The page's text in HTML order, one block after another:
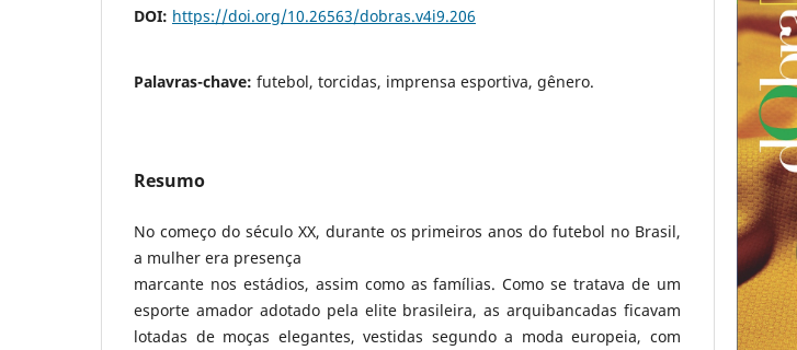
DOI: https://doi.org/10.26563/dobras.v4i9.206
Palavras-chave: futebol, torcidas, imprensa esportiva, gênero.
Resumo
No começo do século XX, durante os primeiros anos do futebol no Brasil,
a mulher era presença
marcante nos estádios, assim como as famílias. Como se tratava de um
esporte amador adotado pela elite brasileira, as arquibancadas ficavam
lotadas de moças elegantes, vestidas segundo a moda europeia, com